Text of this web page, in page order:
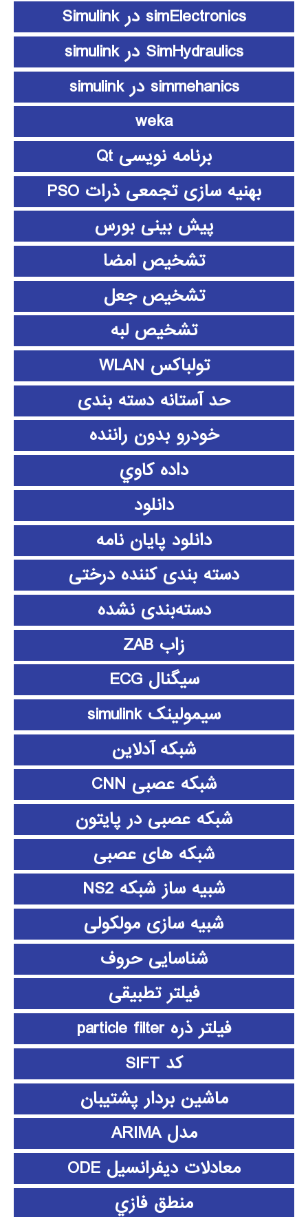
simElectronics در Simulink
SimHydraulics در simulink
simmehanics در simulink
weka
برنامه نویسی Qt
بهنیه سازی تجمعی ذرات PSO
پیش بینی بورس
تشخیص امضا
تشخیص جعل
تشخیص لبه
تولباکس WLAN
حد آستانه دسته بندی
خودرو بدون راننده
داده كاوي
دانلود
دانلود پايان نامه
دسته بندی کننده درختی
دسته‌بندی نشده
زاب ZAB
سیگنال ECG
سیمولینک simulink
شبکه آدلاین
شبکه عصبی CNN
شبکه عصبی در پایتون
شبکه های عصبی
شبیه ساز شبکه NS2
شبیه سازی مولکولی
شناسایی حروف
فیلتر تطبیقی
فیلتر ذره particle filter
کد SIFT
ماشین بردار پشتیبان
مدل ARIMA
معادلات دیفرانسیل ODE
منطق فازي